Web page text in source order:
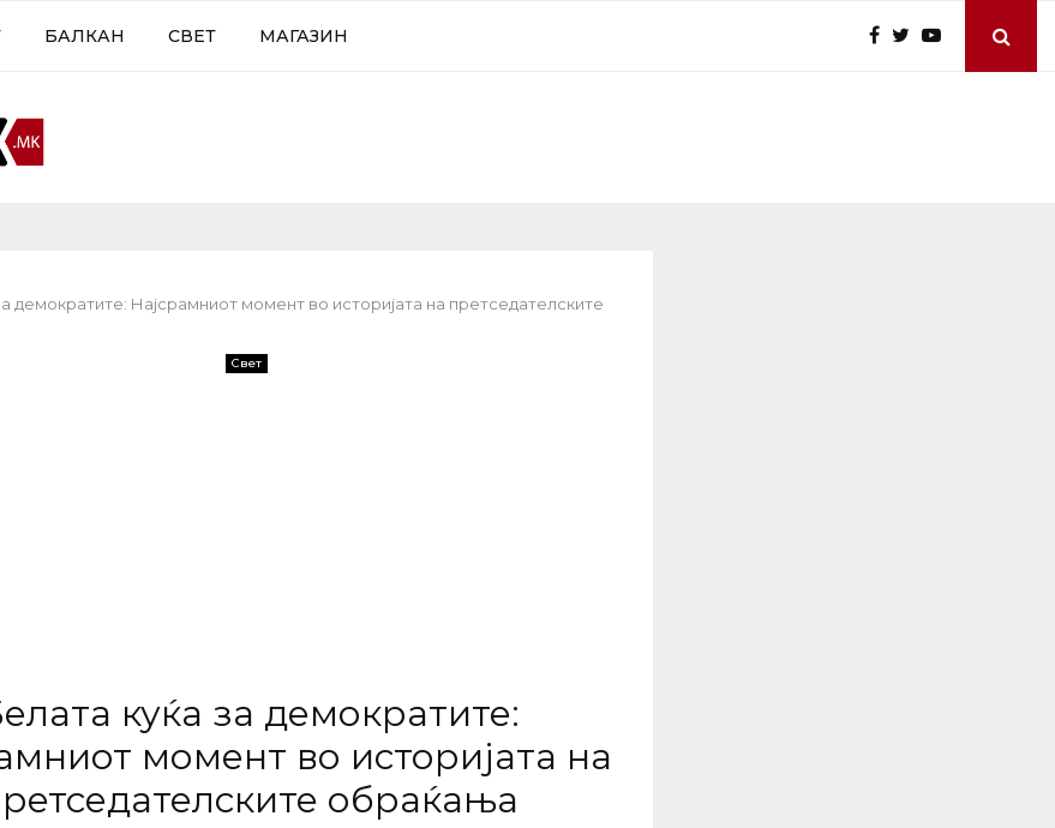
БАЛКАН СВЕТ МАГАЗИН
демократите: Најсрамниот момент во историјата на претседателските
Свет
куќа за демократите:
момент во историјата на
обраќања